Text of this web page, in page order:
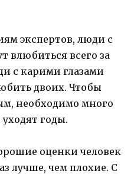
экспертов, люди с
влюбиться всего за
с карими глазами
двоих. Чтобы
необходимо много
годы.
оценки человек
лучше, чем плохие. С